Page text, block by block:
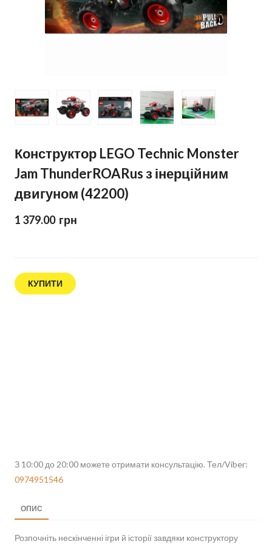
Конструктор LEGO Technic Monster
Jam ThunderROARus з інерційним
двигуном (42200)
1 379.00  грн
КУПИТИ
З 10:00 до 20:00 можете отримати консультацію. Тел/Viber:
0974951546
ОПИС
Розпочніть нескінченні ігри й історії завдяки конструктору